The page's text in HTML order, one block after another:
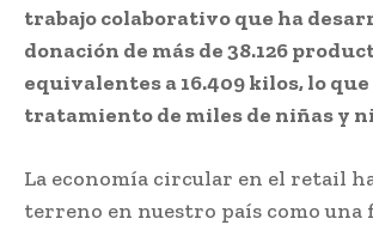
trabajo colaborativo que ha
donación de más de 38.126
equivalentes a 16.409 kilos, lo
tratamiento de miles de niñas y
La economía circular en el retail
terreno en nuestro país como una